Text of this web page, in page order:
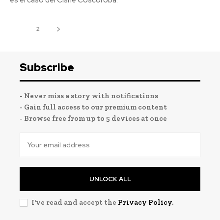
2
Subscribe
- Never miss a story with notifications
- Gain full access to our premium content
- Browse free from up to 5 devices at once
UNLOCK ALL
I've read and accept the Privacy Policy.